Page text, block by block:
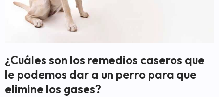
¿Cuáles son los remedios caseros que
le podemos dar a un perro para que
elimine los gases?